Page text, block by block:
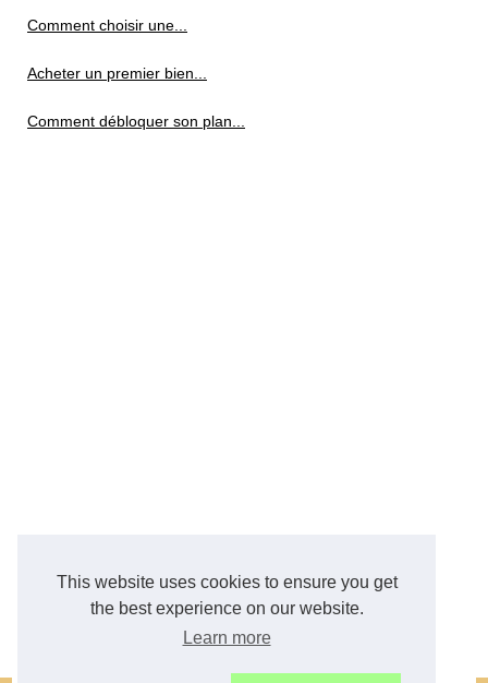
This website uses cookies to ensure you get
the best experience on our website.
Learn more
Comment choisir une...
Acheter un premier bien...
Comment débloquer son plan...